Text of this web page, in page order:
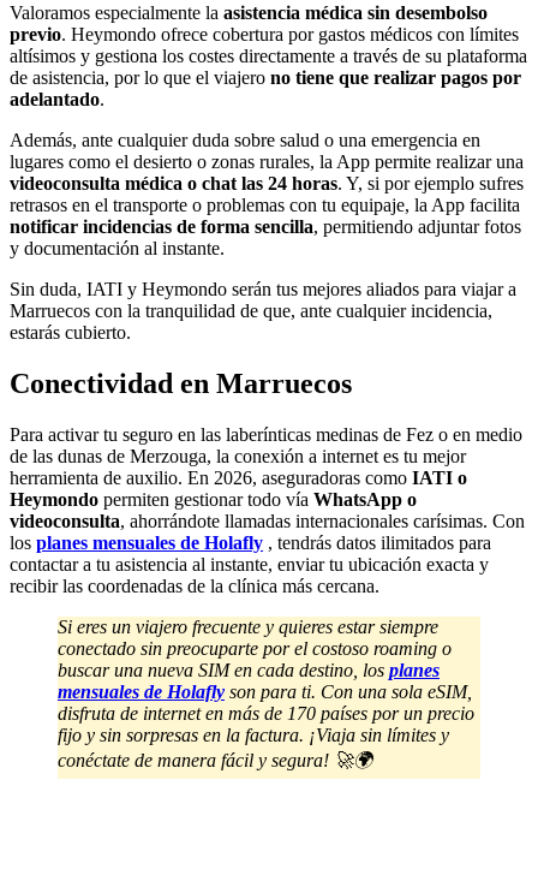
Valoramos especialmente la asistencia médica sin desembolso
previo. Heymondo ofrece cobertura por gastos médicos con límites
altísimos y gestiona los costes directamente a través de su plataforma
de asistencia, por lo que el viajero no tiene que realizar pagos por
adelantado.
Además, ante cualquier duda sobre salud o una emergencia en
lugares como el desierto o zonas rurales, la App permite realizar una
videoconsulta médica o chat las 24 horas. Y, si por ejemplo sufres
retrasos en el transporte o problemas con tu equipaje, la App facilita
notificar incidencias de forma sencilla, permitiendo adjuntar fotos
y documentación al instante.
Sin duda, IATI y Heymondo serán tus mejores aliados para viajar a
Marruecos con la tranquilidad de que, ante cualquier incidencia,
estarás cubierto.
Conectividad en Marruecos
Para activar tu seguro en las laberínticas medinas de Fez o en medio
de las dunas de Merzouga, la conexión a internet es tu mejor
herramienta de auxilio. En 2026, aseguradoras como IATI o
Heymondo permiten gestionar todo vía WhatsApp o
videoconsulta, ahorrándote llamadas internacionales carísimas. Con
los planes mensuales de Holafly , tendrás datos ilimitados para
contactar a tu asistencia al instante, enviar tu ubicación exacta y
recibir las coordenadas de la clínica más cercana.
Si eres un viajero frecuente y quieres estar siempre
conectado sin preocuparte por el costoso roaming o
buscar una nueva SIM en cada destino, los planes
mensuales de Holafly son para ti. Con una sola eSIM,
disfruta de internet en más de 170 países por un precio
fijo y sin sorpresas en la factura. ¡Viaja sin límites y
conéctate de manera fácil y segura! 🚀🌍